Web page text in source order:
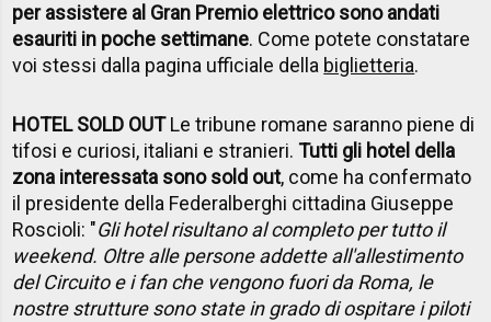
per assistere al Gran Premio elettrico sono andati
esauriti in poche settimane. Come potete constatare
voi stessi dalla pagina ufficiale della biglietteria.
HOTEL SOLD OUTLe tribune romane saranno piene di
tifosi e curiosi, italiani e stranieri.Tutti gli hotel della
zona interessata sono sold out, come ha confermato
il presidente della Federalberghi cittadina Giuseppe
Roscioli: "Gli hotel risultano al completo per tutto il
weekend. Oltre alle persone addette all'allestimento
del Circuito e i fan che vengono fuori da Roma, le
nostre strutture sono state in grado di ospitare i piloti